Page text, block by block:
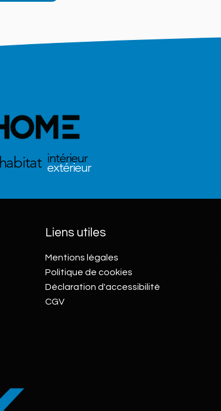
intérieur
extérieur
Liens utiles
Mentions légales
Politique de cookies
Déclaration d'accessibilité
CGV